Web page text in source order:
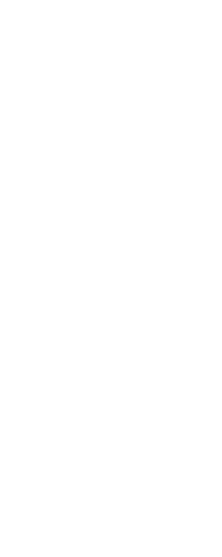
Chào mừng bạn đến với
việc làm hấp dẫn và
và ứng viên có chuyên